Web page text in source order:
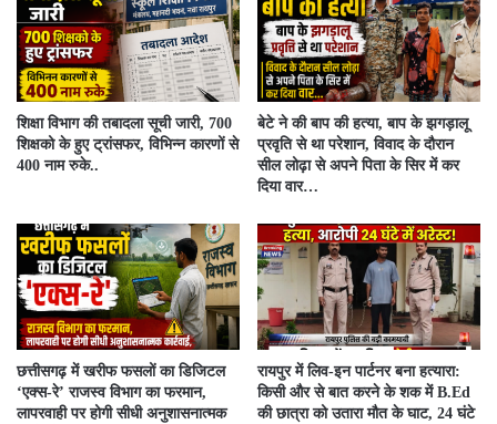
शिक्षा विभाग की तबादला सूची जारी, 700
शिक्षको के हुए ट्रांसफर, विभिन्न कारणों से
400 नाम रुके..
बेटे ने की बाप की हत्या, बाप के झगड़ालू
प्रवृति से था परेशान, विवाद के दौरान
सील लोढ़ा से अपने पिता के सिर में कर
दिया वार…
​छत्तीसगढ़ में खरीफ फसलों का डिजिटल
‘एक्स-रे’ राजस्व विभाग का फरमान,
लापरवाही पर होगी सीधी अनुशासनात्मक
रायपुर में लिव-इन पार्टनर बना हत्यारा:
किसी और से बात करने के शक में B.Ed
की छात्रा को उतारा मौत के घाट, 24 घंटे